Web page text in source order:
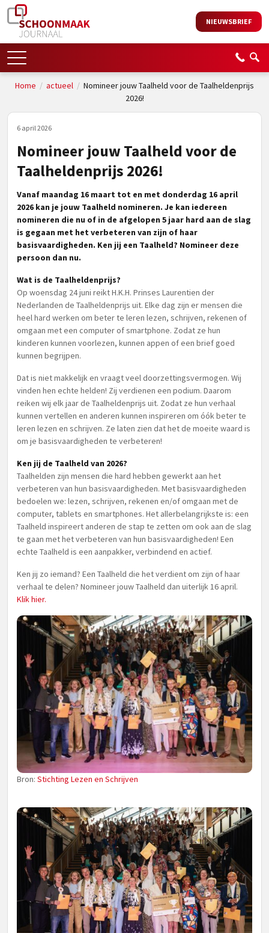
NIEUWSBRIEF
Home / actueel / Nomineer jouw Taalheld voor de Taalheldenprijs
2026!
6 april 2026
Nomineer jouw Taalheld voor de
Taalheldenprijs 2026!
Vanaf maandag 16 maart tot en met donderdag 16 april
2026 kan je jouw Taalheld nomineren. Je kan iedereen
nomineren die nu of in de afgelopen 5 jaar hard aan de slag
is gegaan met het verbeteren van zijn of haar
basisvaardigheden. Ken jij een Taalheld? Nomineer deze
persoon dan nu.
Wat is de Taalheldenprijs?
Op woensdag 24 juni reikt H.K.H. Prinses Laurentien der
Nederlanden de Taalheldenprijs uit. Elke dag zijn er mensen die
heel hard werken om beter te leren lezen, schrijven, rekenen of
omgaan met een computer of smartphone. Zodat ze hun
kinderen kunnen voorlezen, kunnen appen of een brief goed
kunnen begrijpen.
Dat is niet makkelijk en vraagt veel doorzettingsvermogen. Wij
vinden hen echte helden! Zij verdienen een podium. Daarom
reiken wij elk jaar de Taalheldenprijs uit. Zodat ze hun verhaal
kunnen vertellen en anderen kunnen inspireren om óók beter te
leren lezen en schrijven. Ze laten zien dat het de moeite waard is
om je basisvaardigheden te verbeteren!
Ken jij de Taalheld van 2026?
Taalhelden zijn mensen die hard hebben gewerkt aan het
verbeteren van hun basisvaardigheden. Met basisvaardigheden
bedoelen we: lezen, schrijven, rekenen en/of omgaan met de
computer, tablets en smartphones. Het allerbelangrijkste is: een
Taalheld inspireert anderen de stap te zetten om ook aan de slag
te gaan met het verbeteren van hun basisvaardigheden! Een
echte Taalheld is een aanpakker, verbindend en actief.
Ken jij zo iemand? Een Taalheld die het verdient om zijn of haar
verhaal te delen? Nomineer jouw Taalheld dan uiterlijk 16 april.
Klik hier.
Bron: Stichting Lezen en Schrijven